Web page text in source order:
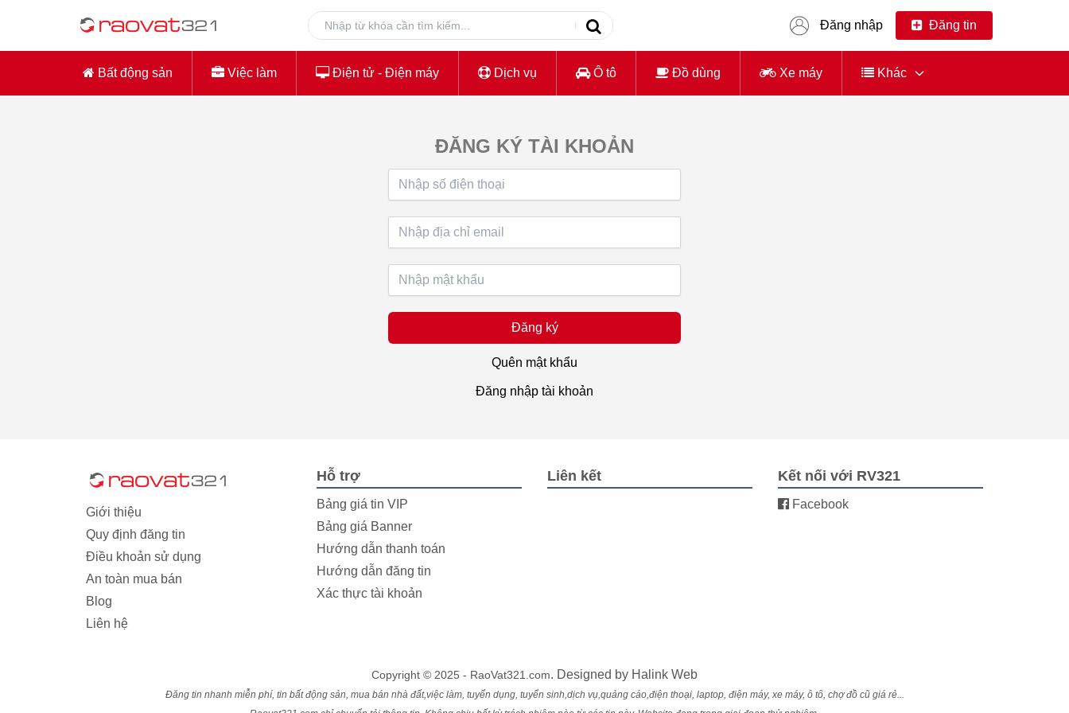
Đăng nhập Đăng tin
Bất động sản Việc làm Điện tử - Điện máy Dịch vụ Ô tô Đồ dùng Xe máy Khác
ĐĂNG KÝ TÀI KHOẢN
Đăng ký
Quên mật khẩu
Đăng nhập tài khoản
Giới thiệu
Quy định đăng tin
Điều khoản sử dụng
An toàn mua bán
Blog
Liên hệ
Hỗ trợ
Bảng giá tin VIP
Bảng giá Banner
Hướng dẫn thanh toán
Hướng dẫn đăng tin
Xác thực tài khoản
Liên kết Kết nối với RV321
Facebook
Copyright © 2025 - RaoVat321.com. Designed by Halink Web
Đăng tin nhanh miễn phí, tin bất động sản, mua bán nhà đất,việc làm, tuyển dụng, tuyển sinh,dịch vụ,quảng cáo,điện thoại, laptop, điện máy, xe máy, ô tô, chợ đồ cũ giá rẻ...